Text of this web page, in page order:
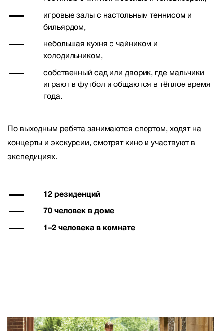
игровые залы с настольным теннисом и
бильярдом,
небольшая кухня с чайником и
холодильником,
собственный сад или дворик, где мальчики
играют в футбол и общаются в тёплое время
года.
По выходным ребята занимаются спортом, ходят на
концерты и экскурсии, смотрят кино и участвуют в
экспедициях.
12 резиденций
70 человек в доме
1–2 человека в комнате